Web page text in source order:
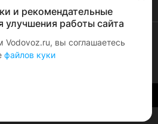
✕
и рекомендательные
улучшения работы сайта
Vodovoz.ru, вы соглашаетесь
файлов куки